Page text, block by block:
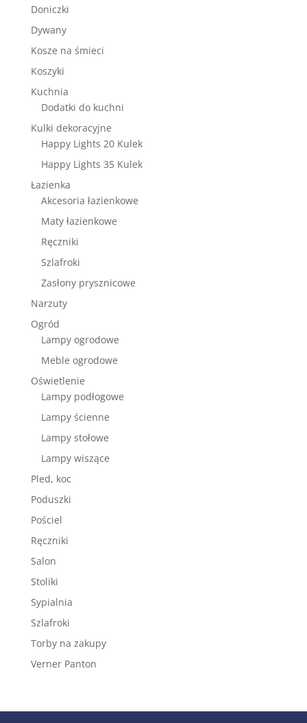
Doniczki
Dywany
Kosze na śmieci
Koszyki
Kuchnia
Dodatki do kuchni
Kulki dekoracyjne
Happy Lights 20 Kulek
Happy Lights 35 Kulek
Łazienka
Akcesoria łazienkowe
Maty łazienkowe
Ręczniki
Szlafroki
Zasłony prysznicowe
Narzuty
Ogród
Lampy ogrodowe
Meble ogrodowe
Oświetlenie
Lampy podłogowe
Lampy ścienne
Lampy stołowe
Lampy wiszące
Pled, koc
Poduszki
Pościel
Ręczniki
Salon
Stoliki
Sypialnia
Szlafroki
Torby na zakupy
Verner Panton